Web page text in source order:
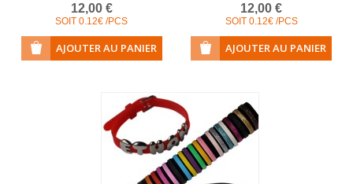
12,00 €
SOIT 0.12€ /PCS
12,00 €
SOIT 0.12€ /PCS